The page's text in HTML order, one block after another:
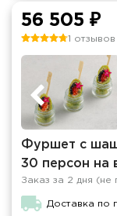
56 505 ₽
1 отзывов
Фуршет с
30 персон на
Заказ за 2 дня (не
Доставка по